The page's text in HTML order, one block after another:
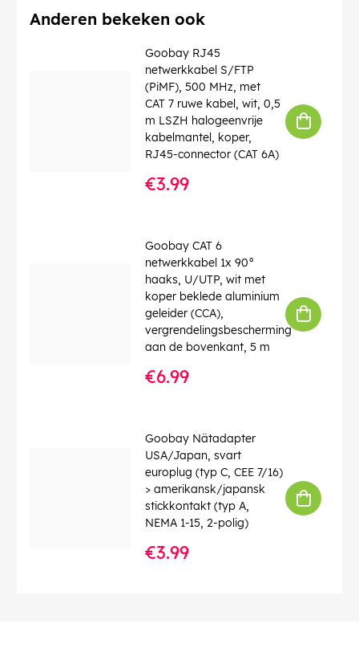
Bedrijfstemperatuur tot: 85 °C
: Pb
: Simplex-kabel
: Glass Fibre G.657.A2
Anderen bekeken ook
Goobay RJ45
netwerkkabel S/FTP
(PiMF), 500 MHz, met
CAT 7 ruwe kabel, wit, 0,5
m LSZH halogeenvrije
kabelmantel, koper,
RJ45-connector (CAT 6A)
€3.99
Goobay CAT 6
netwerkkabel 1x 90°
haaks, U/UTP, wit met
koper beklede aluminium
geleider (CCA),
vergrendelingsbescherming
aan de bovenkant, 5 m
€6.99
Goobay Nätadapter
USA/Japan, svart
europlug (typ C, CEE 7/16)
> amerikansk/japansk
stickkontakt (typ A,
NEMA 1-15, 2-polig)
€3.99